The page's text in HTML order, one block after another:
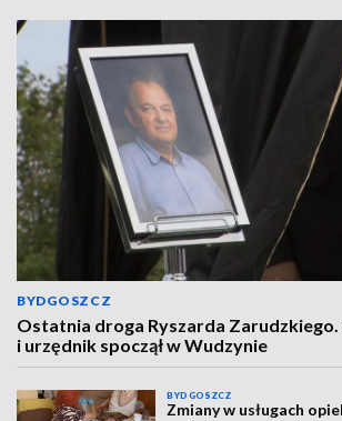
BYDGOSZCZ
Ostatnia droga Ryszarda Zarudzkiego.
i urzędnik spoczął w Wudzynie
BYDGOSZCZ
Zmiany w usługach